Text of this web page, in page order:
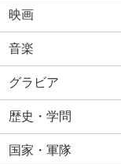
映画
音楽
グラビア
歴史・学問
国家・軍隊